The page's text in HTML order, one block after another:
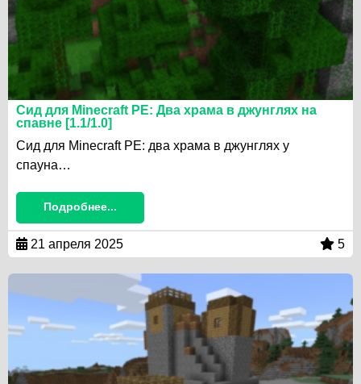
Сид для Minecraft PE: Два храма в джунглях на
спавне [1.1/1.0]
Сид для Minecraft PE: два храма в джунглях у
спауна…
Подробнее...
21 апреля 2025 5